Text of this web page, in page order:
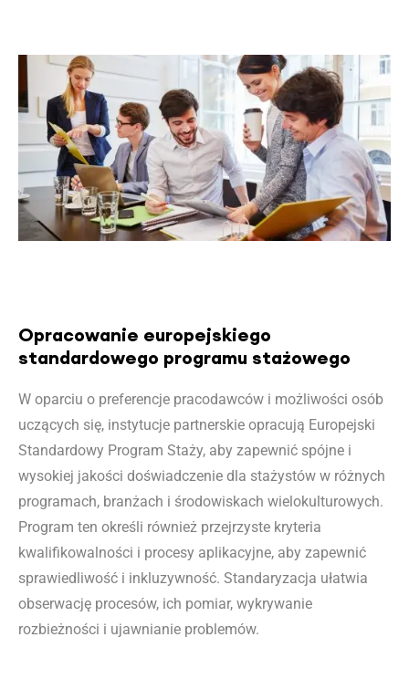
Opracowanie europejskiego
standardowego programu stażowego
W oparciu o preferencje pracodawców i możliwości osób
uczących się, instytucje partnerskie opracują Europejski
Standardowy Program Staży, aby zapewnić spójne i
wysokiej jakości doświadczenie dla stażystów w różnych
programach, branżach i środowiskach wielokulturowych.
Program ten określi również przejrzyste kryteria
kwalifikowalności i procesy aplikacyjne, aby zapewnić
sprawiedliwość i inkluzywność. Standaryzacja ułatwia
obserwację procesów, ich pomiar, wykrywanie
rozbieżności i ujawnianie problemów.